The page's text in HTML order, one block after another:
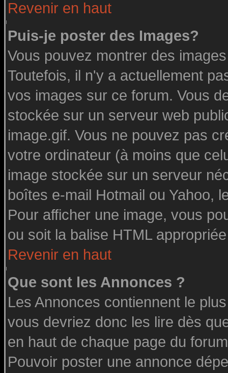
Revenir en haut
Puis-je poster des Images?
Vous pouvez montrer des
Toutefois, il n'y a actuellement
vos images sur ce forum. Vous
stockée sur un serveur web
image.gif. Vous ne pouvez pas
votre ordinateur (à moins que
image stockée sur un serveur
boîtes e-mail Hotmail ou Yahoo,
Pour afficher une image, vous
ou soit la balise HTML
Revenir en haut
Que sont les Annonces ?
Les Annonces contiennent le
vous devriez donc les lire dès
en haut de chaque page du
Pouvoir poster une annonce